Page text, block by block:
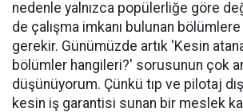
nedenle yalnızca popülerliğe göre
de çalışma imkanı bulunan
gerekir. Günümüzde artık 'Kesin
bölümler hangileri?' sorusunun çok
düşünüyorum. Çünkü tıp ve pilotaj
kesin iş garantisi sunan bir meslek